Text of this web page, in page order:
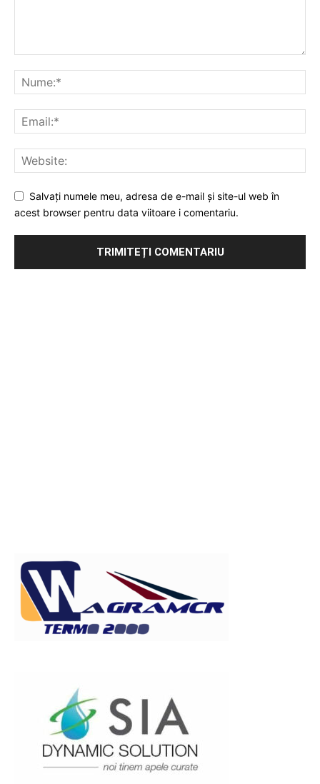
Salvați numele meu, adresa de e-mail și site-ul web în
acest browser pentru data viitoare i comentariu.